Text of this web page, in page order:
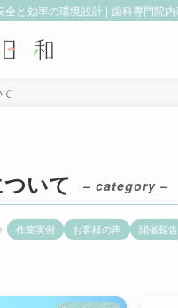
全と効率の環境設計 | 歯科専門院
いて – category –
作業実例 お客様の声 開催報告